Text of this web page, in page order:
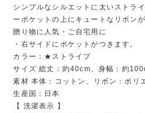
シンプルなシルエットに太いストラ
ーポケットの上にキュートなリボン
贈り物に人気・ご自宅用に
・右サイドにポケットがつきます。
カラー：★ストライプ
サイズ 総丈：約40cm、身幅：約
素材 本体：コットン、リボン：ポリ
生産国：日本
【 洗濯表示 】